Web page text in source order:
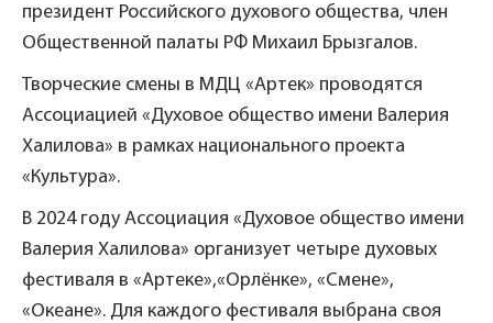
президент Российского духового общества, член
Общественной палаты РФ Михаил Брызгалов.
Творческие смены в МДЦ «Артек» проводятся
Ассоциацией «Духовое общество имени Валерия
Халилова» в рамках национального проекта
«Культура».
В 2024 году Ассоциация «Духовое общество имени
Валерия Халилова» организует четыре духовых
фестиваля в «Артеке»,«Орлёнке», «Смене»,
«Океане». Для каждого фестиваля выбрана своя